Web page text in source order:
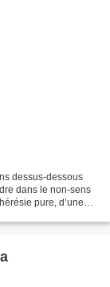
dessus-dessous
dans le non-sens
pure, d’une